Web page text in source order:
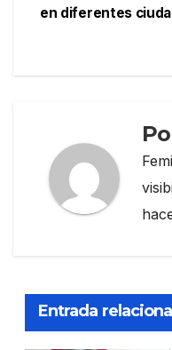
en diferentes
Entrada